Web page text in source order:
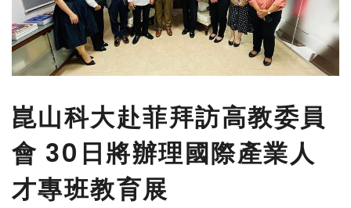
崑山科大赴菲拜訪高教委員
會 30日將辦理國際產業人
才專班教育展